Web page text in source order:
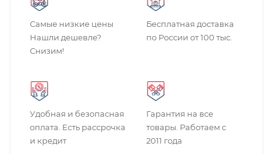
Самые низкие цены
Нашли дешевле?
Снизим!
Бесплатная доставка
по России от 100 тыс.
Удобная и безопасная
оплата. Есть рассрочка
и кредит
Гарантия на все
товары. Работаем с
2011 года